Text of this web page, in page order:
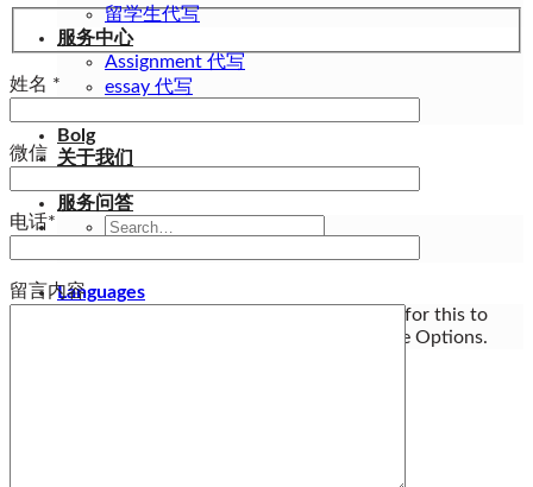
留学生代写
服务中心
Assignment 代写
essay 代写
Bolg
关于我们
服务问答
Search
Languages
You need Polylang or WPML plugin for this to
work. You can remove it from Theme Options.
姓名 *
微信
电话*
留言内容